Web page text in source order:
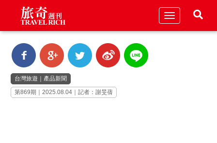
Toggle
台灣旅遊
產品新聞
第869期｜2025.08.04｜記者：謝旻蒨